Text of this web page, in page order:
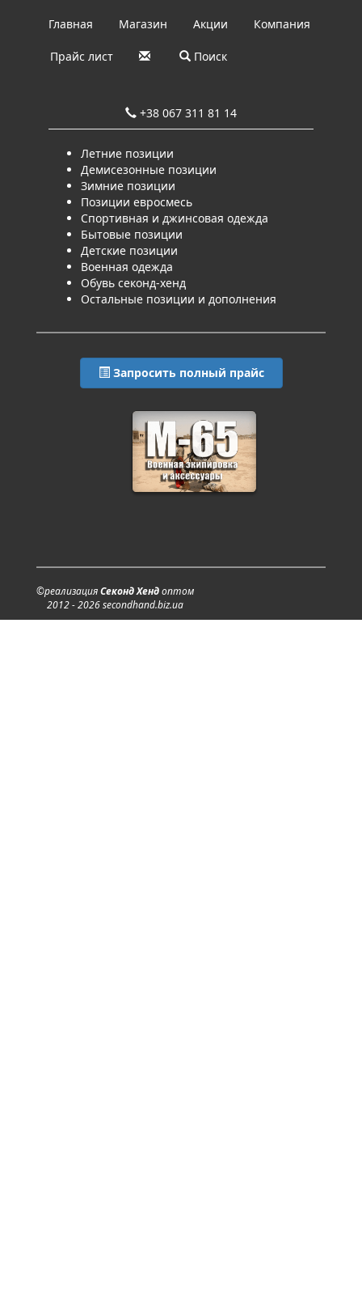
Главная Магазин Акции Компания
Прайс лист Поиск
+38 067 311 81 14
Летние позиции
Демисезонные позиции
Зимние позиции
Позиции евросмесь
Спортивная и джинсовая одежда
Бытовые позиции
Детские позиции
Военная одежда
Обувь секонд-хенд
Остальные позиции и дополнения
Запросить полный прайс
©реализацияСеконд Хендоптом
2012 - 2026 secondhand.biz.ua